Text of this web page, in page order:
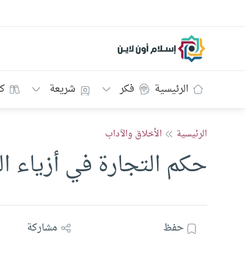
إسلام أون لاين
الرئيسية فكر شريعة
الرئيسية الأخلاق والآداب
حكم التجارة في أزياء
حفظ مشاركة